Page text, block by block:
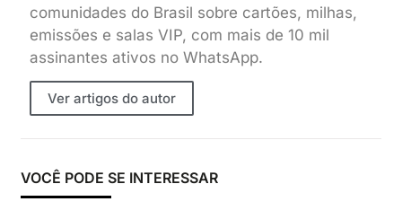
comunidades do Brasil sobre cartões, milhas,
emissões e salas VIP, com mais de 10 mil
assinantes ativos no WhatsApp.
Ver artigos do autor
VOCÊ PODE SE INTERESSAR